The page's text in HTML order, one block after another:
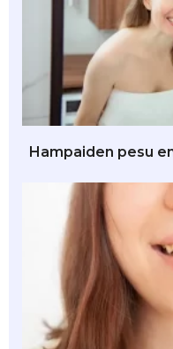
Hampaiden pesu